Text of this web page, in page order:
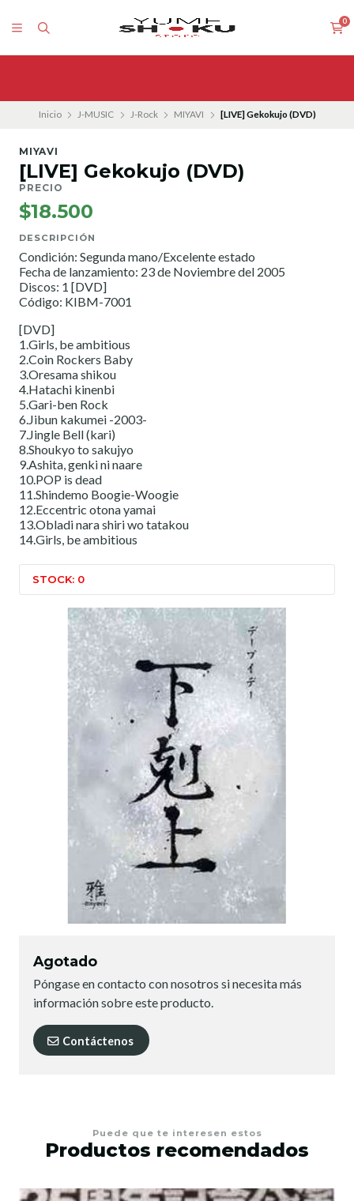
0
Inicio J-MUSIC J-Rock MIYAVI [LIVE] Gekokujo (DVD)
MIYAVI
[LIVE] Gekokujo (DVD)
PRECIO
$18.500
DESCRIPCIÓN
Condición: Segunda mano/Excelente estado
Fecha de lanzamiento: 23 de Noviembre del 2005
Discos: 1 [DVD]
Código: KIBM-7001
[DVD]
1.Girls, be ambitious
2.Coin Rockers Baby
3.Oresama shikou
4.Hatachi kinenbi
5.Gari-ben Rock
6.Jibun kakumei -2003-
7.Jingle Bell (kari)
8.Shoukyo to sakujyo
9.Ashita, genki ni naare
10.POP is dead
11.Shindemo Boogie-Woogie
12.Eccentric otona yamai
13.Obladi nara shiri wo tatakou
14.Girls, be ambitious
STOCK: 0
Agotado
Póngase en contacto con nosotros si necesita más
información sobre este producto.
Contáctenos
Puede que te interesen estos
Productos recomendados